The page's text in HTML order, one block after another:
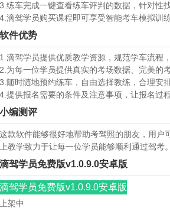
3.练车完成一键查看练车评判的数据，针对性
4.滴驾学员购买课程即可享受智能考车模拟训
软件优势
1.滴驾学员提供优质教学资源，规范学车流程
2.为每一位学员提供真实的考场数据、完美的考
3.随时随地预约练车，自由选择教练，合理安
4.提供报名需要的条件及注意事项，让报名过
小编测评
这款软件能够很好地帮助考驾照的朋友，用
上教学致力于让每一位学员能够顺利通过驾考。
滴驾学员免费版v1.0.9.0安卓版
滴驾学员免费版v1.0.9.0安卓版
上架中